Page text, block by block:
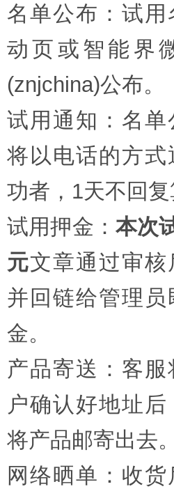
名单公布：试用
动页或智能界
(znjchina)公布。
试用通知：名单
将以电话的方式
功者，1天不回复
试用押金： 本次
元文章通过审核
并回链给管理员
金。
产品寄送：客服
户确认好地址后
将产品邮寄出去。
网络晒单：收